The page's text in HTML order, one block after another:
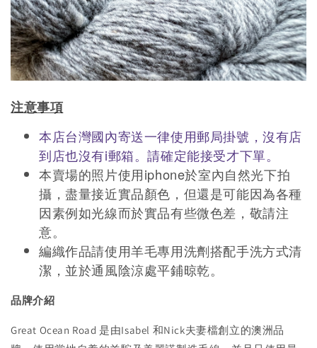
注意事項
本店台灣國內寄送一律使用郵局掛號，沒有店
到店也沒有i郵箱。請確定能接受才下單。
本賣場的照片使用iphone於室內自然光下拍
攝，盡量接近實品顏色，但還是可能因為各種
因素例如光線而於實品有些微色差，敬請注
意。
編織作品請使用羊毛專用洗劑搭配手洗方式清
潔，並於通風陰涼處平鋪晾乾。
品牌介紹
Great Ocean Road 是由Isabel 和Nick夫妻檔創立的澳洲品